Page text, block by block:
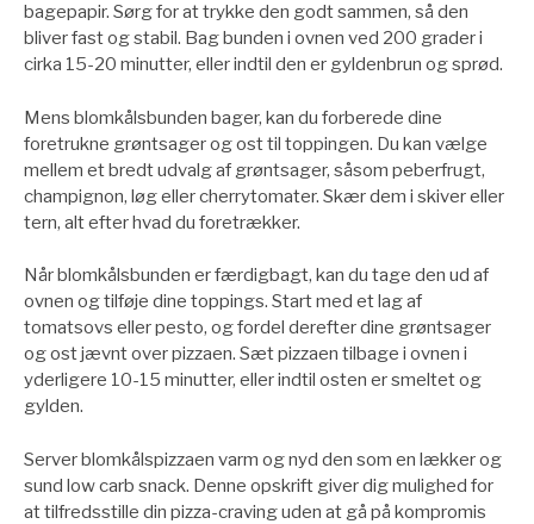
bagepapir. Sørg for at trykke den godt sammen, så den
bliver fast og stabil. Bag bunden i ovnen ved 200 grader i
cirka 15-20 minutter, eller indtil den er gyldenbrun og sprød.
Mens blomkålsbunden bager, kan du forberede dine
foretrukne grøntsager og ost til toppingen. Du kan vælge
mellem et bredt udvalg af grøntsager, såsom peberfrugt,
champignon, løg eller cherrytomater. Skær dem i skiver eller
tern, alt efter hvad du foretrækker.
Når blomkålsbunden er færdigbagt, kan du tage den ud af
ovnen og tilføje dine toppings. Start med et lag af
tomatsovs eller pesto, og fordel derefter dine grøntsager
og ost jævnt over pizzaen. Sæt pizzaen tilbage i ovnen i
yderligere 10-15 minutter, eller indtil osten er smeltet og
gylden.
Server blomkålspizzaen varm og nyd den som en lækker og
sund low carb snack. Denne opskrift giver dig mulighed for
at tilfredsstille din pizza-craving uden at gå på kompromis